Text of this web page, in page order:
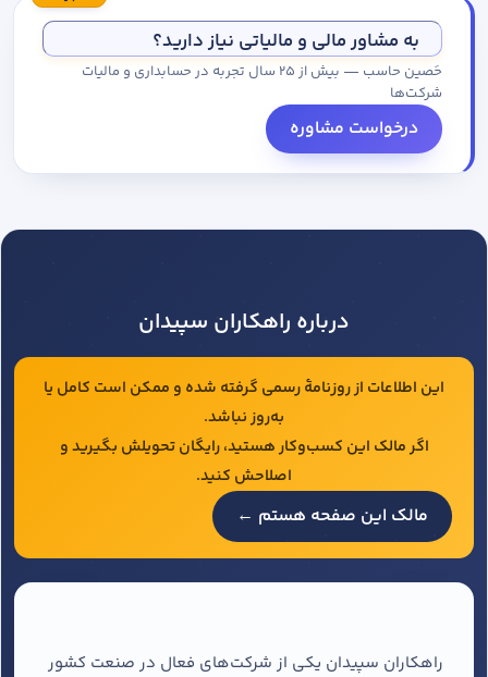
به مشاور مالی و مالیاتی نیاز دارید؟
حَصین حاسب — بیش از ۲۵ سال تجربه در حسابداری و مالیات
شرکت‌ها
درخواست مشاوره
درباره راهکاران سپیدان
این اطلاعات از روزنامهٔ رسمی گرفته شده و ممکن است کامل یا
به‌روز نباشد.
اگر مالک این کسب‌وکار هستید، رایگان تحویلش بگیرید و
اصلاحش کنید.
مالک این صفحه هستم ←
راهکاران سپیدان یکی از شرکت‌های فعال در صنعت کشور